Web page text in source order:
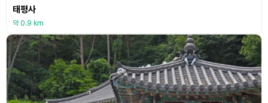
태평사
약 0.9 km